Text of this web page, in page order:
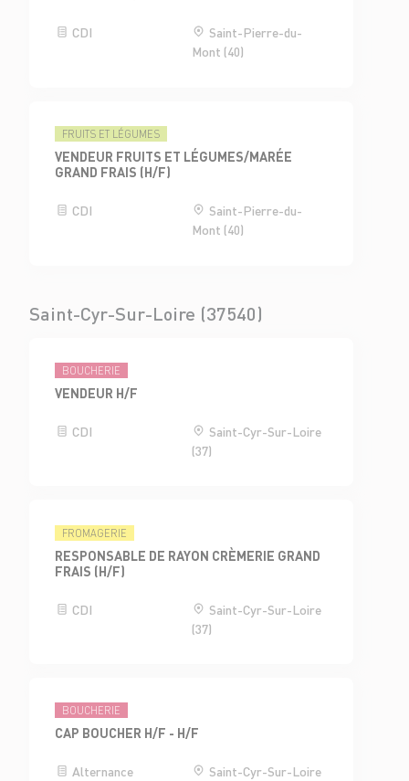
CDI
Saint-Pierre-du-
Mont (40)
FRUITS ET LÉGUMES
VENDEUR FRUITS ET LÉGUMES/MARÉE
GRAND FRAIS (H/F)
CDI
Saint-Pierre-du-
Mont (40)
Saint-Cyr-Sur-Loire (37540)
BOUCHERIE
VENDEUR H/F
CDI
Saint-Cyr-Sur-Loire
(37)
FROMAGERIE
RESPONSABLE DE RAYON CRÈMERIE GRAND
FRAIS (H/F)
CDI
Saint-Cyr-Sur-Loire
(37)
BOUCHERIE
CAP BOUCHER H/F - H/F
Alternance
Saint-Cyr-Sur-Loire